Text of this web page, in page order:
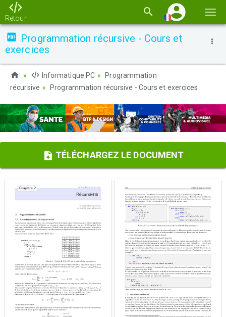
la
Retour
Programmation récursive - Cours et
exercices
Informatique PC
Programmation
récursive
Programmation récursive - Cours et exercices
TÉLÉCHARGEZ LE DOCUMENT